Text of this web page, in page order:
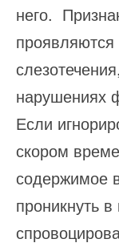
него.
нарушениях
Если
скором
содержимое
проникнуть